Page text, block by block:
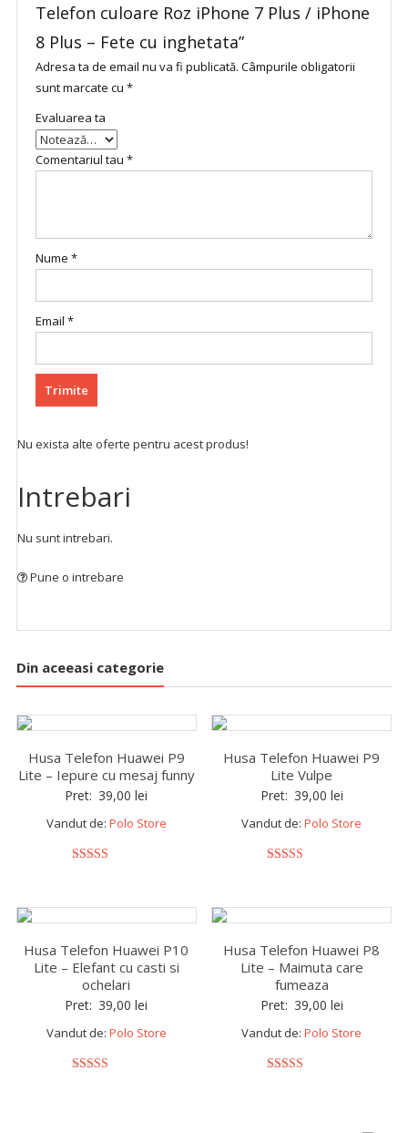
Telefon culoare Roz iPhone 7 Plus / iPhone
8 Plus – Fete cu inghetata”
Adresa ta de email nu va fi publicată. Câmpurile obligatorii
sunt marcate cu *
Evaluarea ta
Comentariul tau *
Nume *
Email *
Nu exista alte oferte pentru acest produs!
Intrebari
Nu sunt intrebari.
Pune o intrebare
Din aceeasi categorie
Husa Telefon Huawei P9
Lite – Iepure cu mesaj funny
Pret: 39,00lei
Vandut de: Polo Store
Husa Telefon Huawei P9
Lite Vulpe
Pret: 39,00 lei
Vandut de:Polo Store
Husa Telefon Huawei P10
Lite – Elefant cu casti si
ochelari
Pret: 39,00lei
Vandut de: Polo Store
Husa Telefon Huawei P8
Lite – Maimuta care
fumeaza
Pret: 39,00 lei
Vandut de:Polo Store